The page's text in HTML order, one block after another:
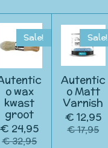
Sale!
o wax
kwast
groot
€ 24,95
€ 32,95
Sale!
Autentic
o Matt
Varnish
€ 12,95
€ 17,95